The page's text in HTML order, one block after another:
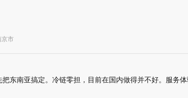
市
东南亚搞定。冷链零担，目前在国内做得并不好。服务体